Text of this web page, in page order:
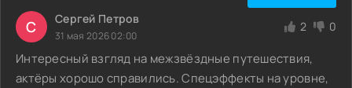
С Сергей Петров
31 мая 2026 02:00
2 0
Интересный взгляд на межзвёздные путешествия,
актёры хорошо справились. Спецэффекты на уровне,